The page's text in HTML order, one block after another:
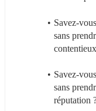
Savez-
sans
Savez-
sans
réputation